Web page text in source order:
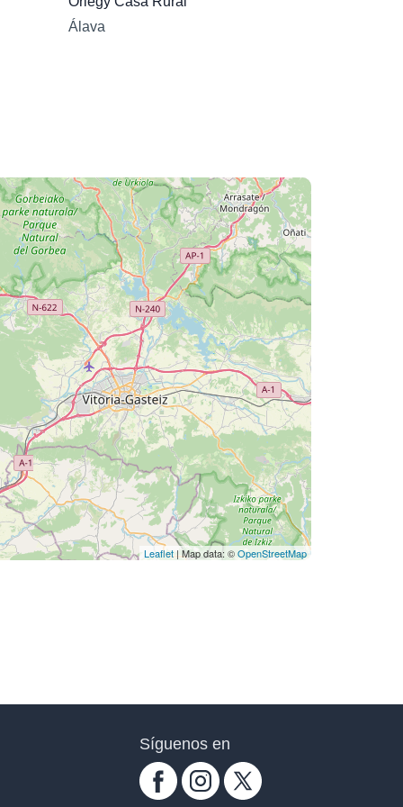
Álava
Leaflet| Map data: ©OpenStreetMap
Síguenos en